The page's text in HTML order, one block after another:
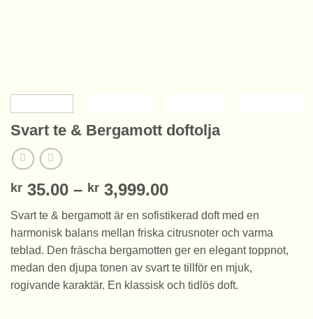
Svart te & Bergamott doftolja
kr 35.00 – kr 3,999.00Prisintervall:
till
kr 3,999.00
Svart te & bergamott är en sofistikerad doft med en
harmonisk balans mellan friska citrusnoter och varma
teblad. Den fräscha bergamotten ger en elegant toppnot,
medan den djupa tonen av svart te tillför en mjuk,
rogivande karaktär. En klassisk och tidlös doft.